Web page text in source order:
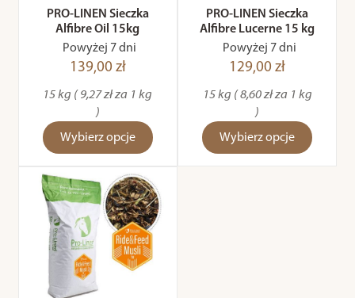
PRO-LINEN Sieczka
Alfibre Oil 15kg
Powyżej 7 dni
139,00 zł
15 kg ( 9,27 zł za 1 kg
)
Wybierz opcje
PRO-LINEN Sieczka
Alfibre Lucerne 15 kg
Powyżej 7 dni
129,00 zł
15 kg ( 8,60 zł za 1 kg
)
Wybierz opcje